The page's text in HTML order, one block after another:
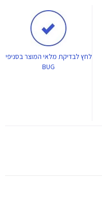
לחץלבדיקת מלאי המוצר בסניפי
BUG